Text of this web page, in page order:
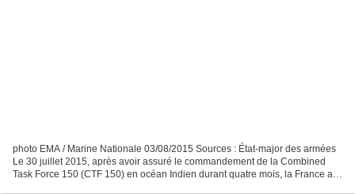
photo EMA / Marine Nationale 03/08/2015 Sources : État-major des armées
Le 30 juillet 2015, après avoir assuré le commandement de la Combined
Task Force 150 (CTF 150) en océan Indien durant quatre mois, la France a